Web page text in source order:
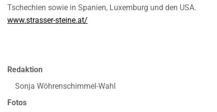
Tschechien sowie in Spanien, Luxemburg und den USA.
www.strasser-steine.at/
Redaktion
Sonja Wöhrenschimmel-Wahl
Fotos